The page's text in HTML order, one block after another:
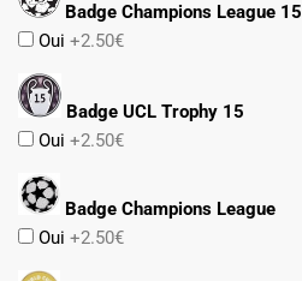
Badge Champions League 15
Oui +2.50€
Badge UCL Trophy 15
Oui +2.50€
Badge Champions League
Oui +2.50€